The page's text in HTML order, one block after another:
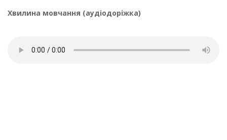
Хвилина мовчання (аудіодоріжка)